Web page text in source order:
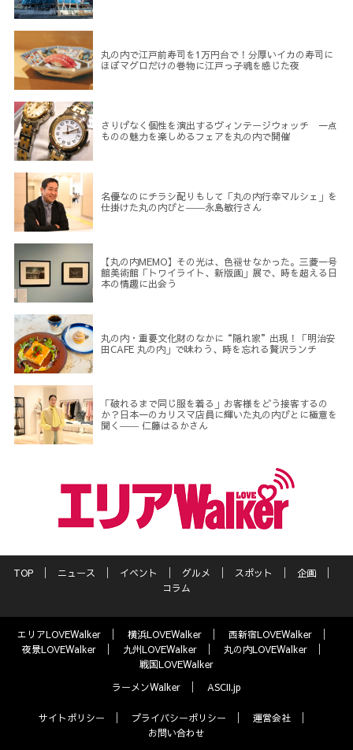
丸の内で江戸前寿司を1万円台で！分厚いイカの寿司に
ほぼマグロだけの巻物に江戸っ子魂を感じた夜
さりげなく個性を演出するヴィンテージウォッチ 一点
ものの魅力を楽しめるフェアを丸の内で開催
名優なのにチラシ配りもして「丸の内行幸マルシェ」を
仕掛けた丸の内びと――永島敏行さん
【丸の内MEMO】その光は、色褪せなかった。三菱一号
館美術館「トワイライト、新版画」展で、時を超える日
本の情趣に出会う
丸の内・重要文化財のなかに“隠れ家”出現！「明治安
田CAFE 丸の内」で味わう、時を忘れる贅沢ランチ
「破れるまで同じ服を着る」お客様をどう接客するの
か？日本一のカリスマ店員に輝いた丸の内びとに極意を
聞く―― 仁藤はるかさん
TOP ニュース イベント グルメ スポット
企画
コラム
エリアLOVEWalker 横浜LOVEWalker
西新宿LOVEWalker
夜景LOVEWalker
九州LOVEWalker
丸の内LOVEWalker
戦国LOVEWalker
ラーメンWalker
ASCII.jp
サイトポリシー プライバシーポリシー
運営会社
お問い合わせ